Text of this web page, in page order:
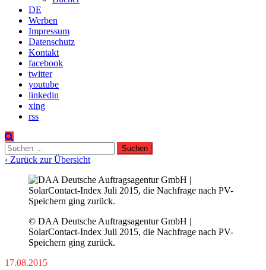
DE
Werben
Impressum
Datenschutz
Kontakt
facebook
twitter
youtube
linkedin
xing
rss
Suchen
nach:
‹ Zurück zur Übersicht
© DAA Deutsche Auftragsagentur GmbH |
SolarContact-Index Juli 2015, die Nachfrage nach PV-
Speichern ging zurück.
17.08.2015